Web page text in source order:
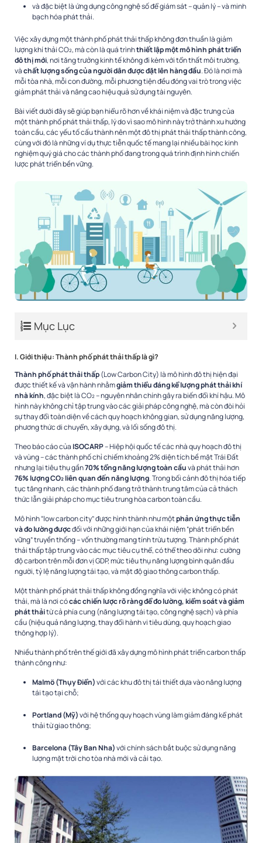
và đặc biệt là ứng dụng công nghệ số để giám sát – quản lý – và minh
bạch hóa phát thải.
Việc xây dựng một thành phố phát thải thấp không đơn thuần là giảm
lượng khí thải CO₂, mà còn là quá trìnhthiết lập một mô hình phát triển
đô thị mới, nơi tăng trưởng kinh tế không đi kèm với tổn thất môi trường,
vàchất lượng sống của người dân được đặt lên hàng đầu. Đó là nơi mà
mỗi tòa nhà, mỗi con đường, mỗi phương tiện đều đóng vai trò trong việc
giảm phát thải và nâng cao hiệu quả sử dụng tài nguyên.
Bài viết dưới đây sẽ giúp bạn hiểu rõ hơn về khái niệm và đặc trưng của
một thành phố phát thải thấp, lý do vì sao mô hình này trở thành xu hướng
toàn cầu, các yếu tố cấu thành nên một đô thị phát thải thấp thành công,
cùng với đó là những ví dụ thực tiễn quốc tế mang lại nhiều bài học kinh
nghiệm quý giá cho các thành phố đang trong quá trình định hình chiến
lược phát triển bền vững.
Mục Lục
I. Giới thiệu: Thành phố phát thải thấp là gì?
Thành phố phát thải thấp(Low Carbon City) là mô hình đô thị hiện đại
được thiết kế và vận hành nhằmgiảm thiểu đáng kể lượng phát thải khí
nhà kính, đặc biệt là CO₂ – nguyên nhân chính gây ra biến đổi khí hậu. Mô
hình này không chỉ tập trung vào các giải pháp công nghệ, mà còn đòi hỏi
sự thay đổi toàn diện về cách quy hoạch không gian, sử dụng năng lượng,
phương thức di chuyển, xây dựng, và lối sống đô thị.
Theo báo cáo của ISOCARP– Hiệp hội quốc tế các nhà quy hoạch đô thị
và vùng – các thành phố chỉ chiếm khoảng 2% diện tích bề mặt Trái Đất
nhưng lại tiêu thụ gần70% tổng năng lượng toàn cầuvà phát thải hơn
76% lượng CO₂ liên quan đến năng lượng. Trong bối cảnh đô thị hóa tiếp
tục tăng nhanh, các thành phố đang trở thành trung tâm của cả thách
thức lẫn giải pháp cho mục tiêu trung hòa carbon toàn cầu.
Mô hình “low carbon city” được hình thành như mộtphản ứng thực tiễn
và đo lường đượcđối với những giới hạn của khái niệm “phát triển bền
vững” truyền thống – vốn thường mang tính trừu tượng. Thành phố phát
thải thấp tập trung vào các mục tiêu cụ thể, có thể theo dõi như: cường
độ carbon trên mỗi đơn vị GDP, mức tiêu thụ năng lượng bình quân đầu
người, tỷ lệ năng lượng tái tạo, và mật độ giao thông carbon thấp.
Một thành phố phát thải thấp không đồng nghĩa với việc không có phát
thải, mà là nơi cócác chiến lược rõ ràng để đo lường, kiểm soát và giảm
phát thảitừ cả phía cung (năng lượng tái tạo, công nghệ sạch) và phía
cầu (hiệu quả năng lượng, thay đổi hành vi tiêu dùng, quy hoạch giao
thông hợp lý).
Nhiều thành phố trên thế giới đã xây dựng mô hình phát triển carbon thấp
thành công như:
Malmö (Thụy Điển)với các khu đô thị tái thiết dựa vào năng lượng
tái tạo tại chỗ;
Portland (Mỹ)với hệ thống quy hoạch vùng làm giảm đáng kể phát
thải từ giao thông;
Barcelona (Tây Ban Nha)với chính sách bắt buộc sử dụng năng
lượng mặt trời cho tòa nhà mới và cải tạo.